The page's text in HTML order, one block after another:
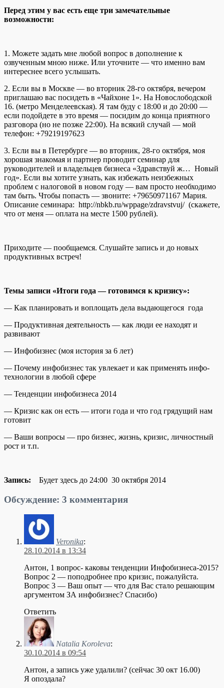
Перед этим у вас есть еще три замечательные
возможности:
1. Можете задать мне любой вопрос в дополнение к
озвученным мною ниже. Или уточните — что именно вам
интереснее всего услышать.
2. Если вы в Москве — во вторник 28-го октября, вечером
приглашаю вас посидеть в «Чайхоне 1». На Новослободской
16. (метро Менделеевская). Я там буду с 18:00 и до 20:00 —
если подойдете в это время — посидим до конца приятного
разговора (но не позже 22:00). На всякий случай — мой
телефон: +79219197623
3. Если вы в Петербурге — во вторник, 28-го октября, моя
хорошая знакомая и партнер проводит семинар для
руководителей и владельцев бизнеса «Здравствуй ж… Новый
год». Если вы хотите узнать, как избежать неизбежных
проблем с налоговой в новом году — вам просто необходимо
там быть. Чтобы попасть — звоните: +79650971167 Мария.
Описание семинара: http://nbkb.ru/wppage/zdravstvuj/ (скажете,
что от меня — оплата на месте 1500 рублей).
Приходите — пообщаемся. Слушайте запись и до новых
продуктивных встреч!
Темы записи «Итоги года — готовимся к кризису»:
— Как планировать и воплощать дела выдающегося года
— Продуктивная деятельность — как люди ее находят и
развивают
— Инфобизнес (моя история за 6 лет)
— Почему инфобизнес так увлекает и как применять инфо-
технологии в любой сфере
— Тенденции инфобизнеса 2014
— Кризис как он есть — итоги года и что год грядущий нам
готовит
— Ваши вопросы — про бизнес, жизнь, кризис, личностный
рост и т.п.
Запись: Будет здесь до 24:00 30 октября 2014
Обсуждение: 3 комментария
Veronika:
28.10.2014 в 13:34
Антон, 1 вопрос- каковы тенденции Инфобизнеса-2015?
Вопрос 2 — поподробнее про кризис, пожалуйста.
Вопрос 3 — Ваш опыт — что для Вас стало решающим
аргументом ЗА инфобизнес? Спасибо)
Ответить
Natalia Koroleva:
30.10.2014 в 09:54
Антон, а запись уже удалили? (сейчас 30 окт 16.00)
Я опоздала?